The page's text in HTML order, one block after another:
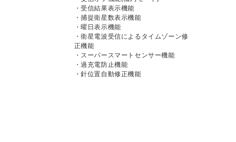
・受信結果表示機能
・捕捉衛星数表示機能
・曜日表示機能
・衛星電波受信によるタイムゾーン修
正機能
・スーパースマートセンサー機能
・過充電防止機能
・針位置自動修正機能